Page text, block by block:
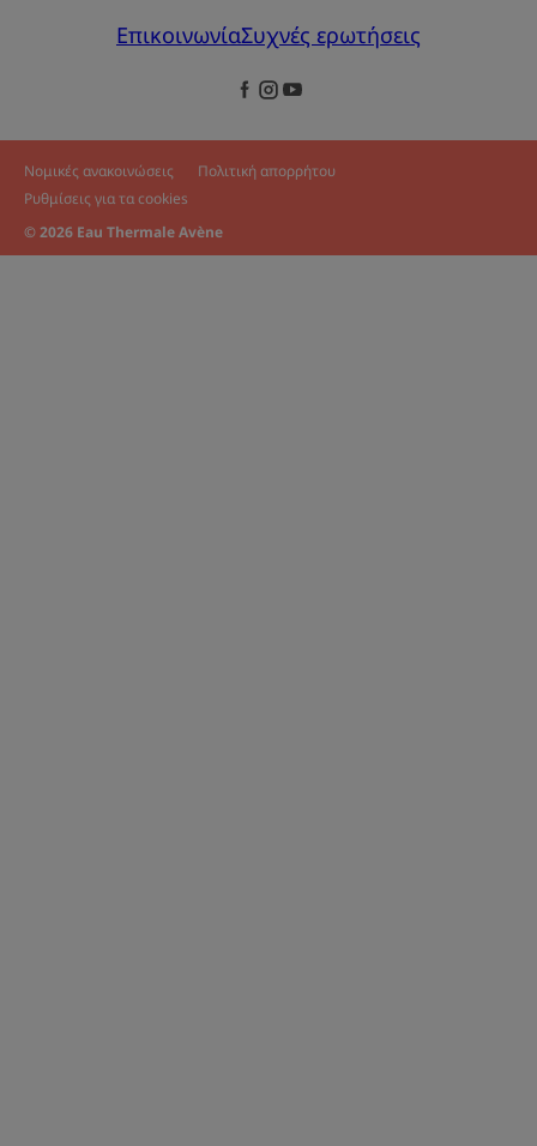
ΕπικοινωνίαΣυχνές ερωτήσεις
Νομικές ανακοινώσεις
Πολιτική απορρήτου
Ρυθμίσεις για τα cookies
© 2026 Eau Thermale Avène